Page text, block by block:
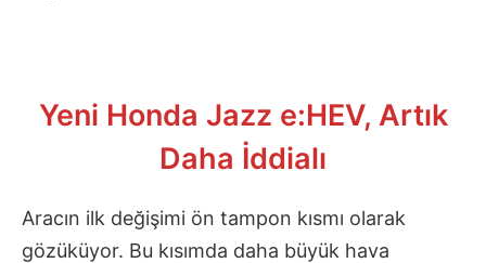
Yeni Honda Jazz e:HEV, Artık
Daha İddialı
Aracın ilk değişimi ön tampon kısmı olarak
gözüküyor. Bu kısımda daha büyük hava